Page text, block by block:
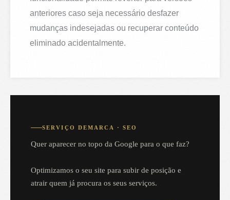
anteriores caso seja necessário desfazer
mudanças indesejadas ou recuperar conteúdo
eliminado acidentalmente.
SERVIÇO DEMARCA · SEO
Quer aparecer no topo da Google para o que faz?
Optimizamos o seu site para subir de posição e
atrair quem já procura os seus serviços.